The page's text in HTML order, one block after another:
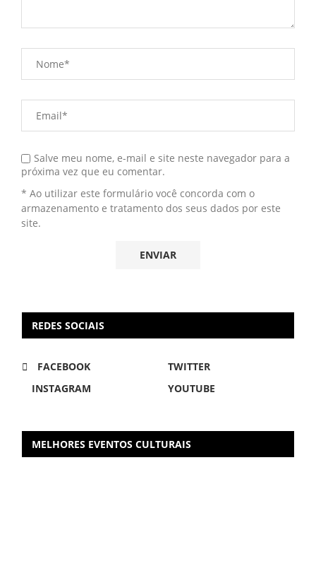
Salve meu nome, e-mail e site neste navegador para a
próxima vez que eu comentar.
* Ao utilizar este formulário você concorda com o
armazenamento e tratamento dos seus dados por este
site.
REDES SOCIAIS
FACEBOOK
TWITTER
INSTAGRAM
YOUTUBE
MELHORES EVENTOS CULTURAIS